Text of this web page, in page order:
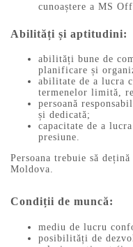
cunoaștere a MS
Abilități și aptitudini:
abilități bune de
planificare și
abilitate de a lucra
termenelor limită,
persoană
și dedicată;
capacitate de a
presiune.
Persoana trebuie să
Moldova.
Condiții de muncă:
mediu de lucru
posibilități de